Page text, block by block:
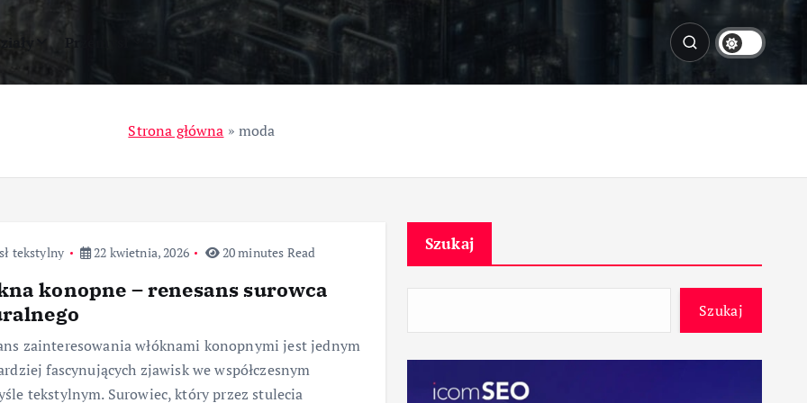
Przemysł
Strona główna » moda
tekstylny 22 kwietnia, 2026 20 minutes Read
konopne – renesans surowca
zainteresowania włóknami konopnymi jest jednym
fascynujących zjawisk we współczesnym
tekstylnym. Surowiec, który przez stulecia
Szukaj
Szukaj